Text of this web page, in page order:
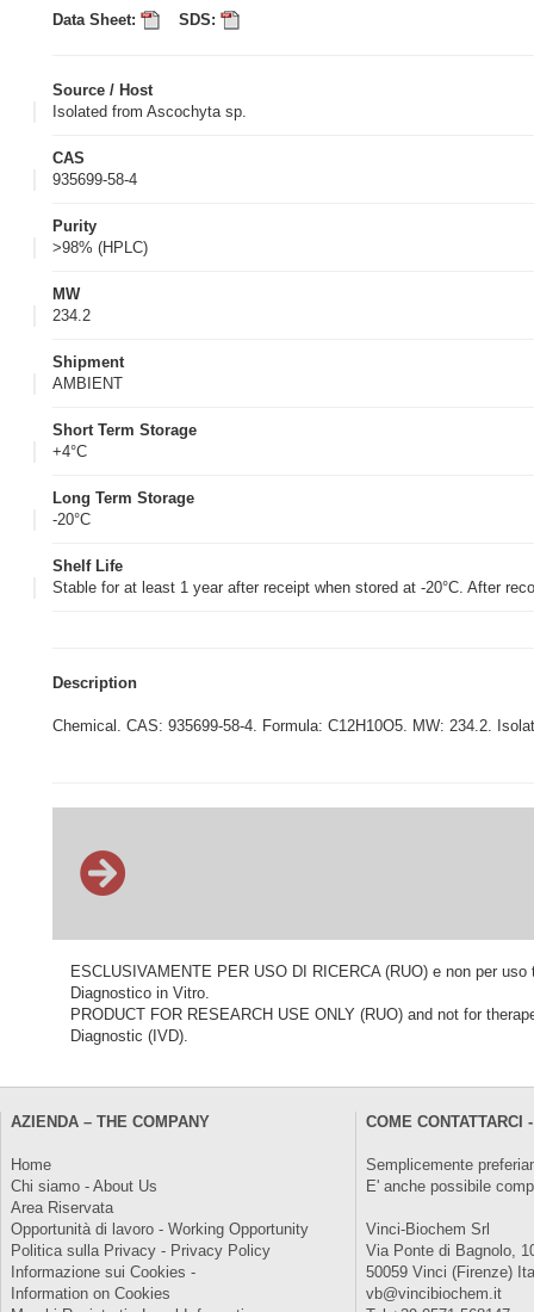
Data Sheet: SDS:
Source / Host
Isolated from Ascochyta sp.
CAS
935699-58-4
Purity
>98% (HPLC)
MW
234.2
Shipment
AMBIENT
Short Term Storage
+4°C
Long Term Storage
-20°C
Shelf Life
Stable for at least 1 year after receipt when stored at -20°C. After
Description
Chemical. CAS: 935699-58-4. Formula: C12H10O5. MW: 234.2.
ESCLUSIVAMENTE PER USO DI RICERCA (RUO) e non per
Diagnostico in Vitro.
PRODUCT FOR RESEARCH USE ONLY (RUO) and not for
Diagnostic (IVD).
AZIENDA – THE COMPANY
Home
Chi siamo - About Us
Area Riservata
Opportunità di lavoro - Working Opportunity
Politica sulla Privacy - Privacy Policy
Informazione sui Cookies -
Information on Cookies
COME CONTATTARCI
Semplicemente
E' anche possibile
Vinci-Biochem Srl
Via Ponte di Bagnolo,
50059 Vinci (Firenze)
vb@vincibiochem.it